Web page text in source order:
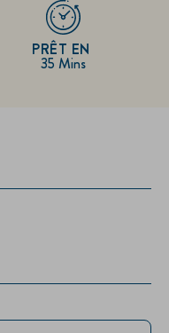
35 Mins
PRÊT EN